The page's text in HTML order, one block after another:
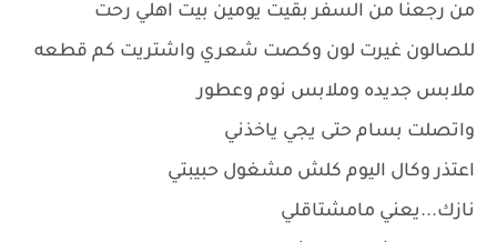
من رجعنا من السفر بقيت يومين بيت اهلي رحت
للصالون غيرت لون وكصت شعري واشتريت كم قطعه
ملابس جديده وملابس نوم وعطور
واتصلت بسام حتى يجي ياخذني
اعتذر وكال اليوم كلش مشغول حبيبتي
نازك...يعني مامشتاقلي